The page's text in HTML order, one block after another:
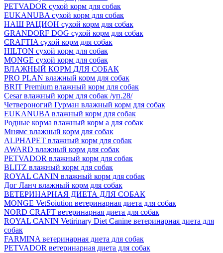
PETVADOR сухой корм для собак
EUKANUBA сухой корм для собак
НАШ РАЦИОН сухой корм для собак
GRANDORF DOG сухой корм для собак
CRAFTIA сухой корм для собак
HILTON сухой корм для собак
MONGE сухой корм для собак
ВЛАЖНЫЙ КОРМ ДЛЯ СОБАК
PRO PLAN влажный корм для собак
BRIT Premium влажный корм для собак
Cesar влажный корм для собак /уп.28/
Четвероногий Гурман влажный корм для собак
EUKANUBA влажный корм для собак
Родные корма влажный корм а для собак
Мнямс влажный корм для собак
ALPHAPET влажный корм для собак
AWARD влажный корм для собак
PETVADOR влажный корм для собак
BLITZ влажный корм для собак
ROYAL CANIN влажный корм для собак
Дог Ланч влажный корм для собак
ВЕТЕРИНАРНАЯ ДИЕТА ДЛЯ СОБАК
MONGE VetSoiution ветеринарная диета для собак
NORD CRAFT ветеринарная диета для собак
ROYAL CANIN Vetirinary Diet Canine ветеринарная диета для
собак
FARMINA ветеринарная диета для собак
PETVADOR ветеринарная диета для собак